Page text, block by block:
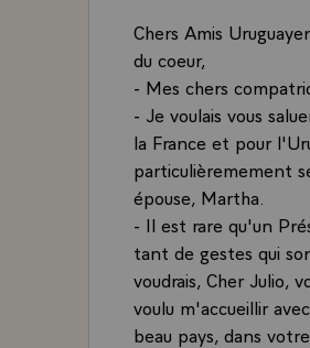
Chers Amis
du coeur,
- Mes chers
- Je voulais vous
la France et pour
particulièremement
épouse, Martha.
- Il est rare qu'un
tant de gestes qui
voudrais, Cher Julio,
voulu m'accueillir
beau pays, dans